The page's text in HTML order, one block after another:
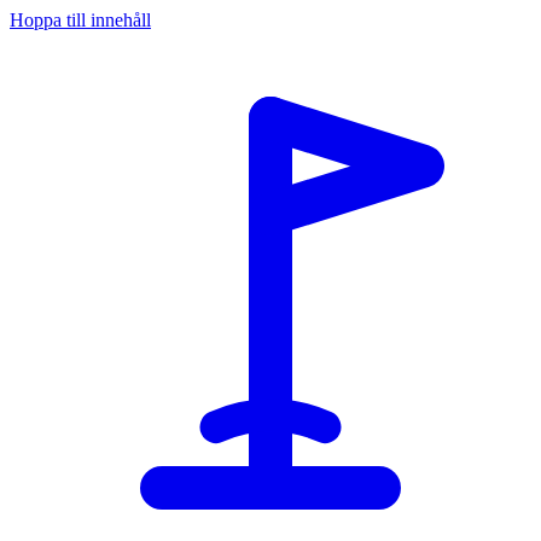
Hoppa till innehåll